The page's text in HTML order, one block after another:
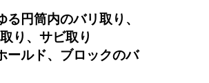
る円筒内のバリ取り、
り、サビ取り
ールド、ブロックのバ